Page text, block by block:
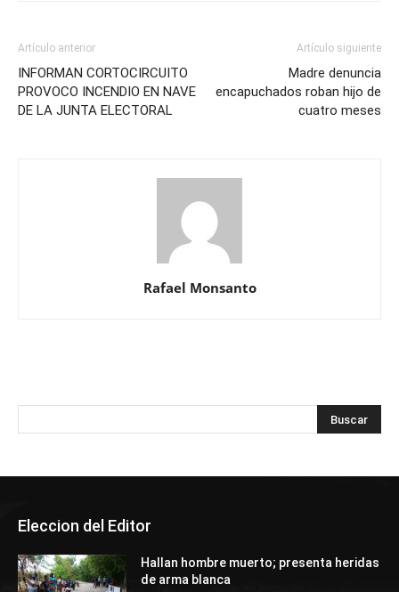
Artículo anterior
INFORMAN CORTOCIRCUITO
PROVOCO INCENDIO EN NAVE
DE LA JUNTA ELECTORAL
Artículo siguiente
Madre denuncia
encapuchados roban hijo de
cuatro meses
Rafael Monsanto
Eleccion del Editor
Hallan hombre muerto; presenta heridas
de arma blanca